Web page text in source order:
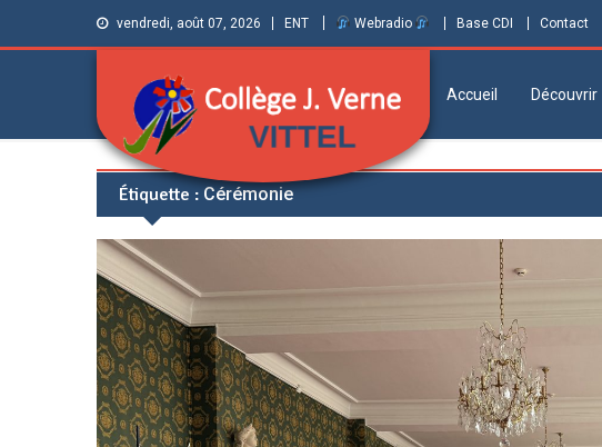
vendredi, août 07, 2026 ENT Webradio Base CDI Contact
Collège Jules
Verne de Vittel
Informations et ressources pour élèves,
parents et personnels
Accueil Découvrir
Étiquette : Cérémonie